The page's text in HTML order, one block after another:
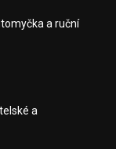
a ruční
a